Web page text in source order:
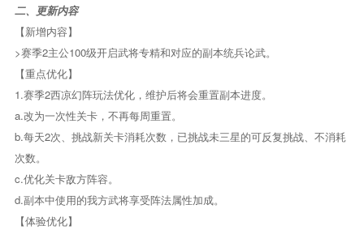
二、更新内容
【新增内容】
>赛季2主公100级开启武将专精和对应的副本统兵论武。
【重点优化】
1.赛季2西凉幻阵玩法优化，维护后将会重置副本进度。
a.改为一次性关卡，不再每周重置。
b.每天2次、挑战新关卡消耗次数，已挑战未三星的可反复挑战、不消耗
次数。
c.优化关卡敌方阵容。
d.副本中使用的我方武将享受阵法属性加成。
【体验优化】